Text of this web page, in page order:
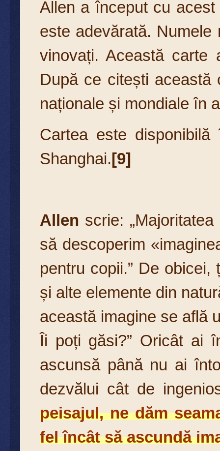
Allen a început cu
este adevărată.
vinovați. Această
După ce citești această
naționale și mondiale în
Cartea este
Shanghai.[9]
Allen scrie:
să descoperim
pentru copii.” De
și alte elemente din
această imagine se află
Îi poți găsi?” Oricât ai
ascunsă până nu ai
dezvălui cât de
peisajul, ne dăm
fel încât să ascundă